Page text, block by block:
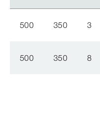
500 350 3
500 350 8